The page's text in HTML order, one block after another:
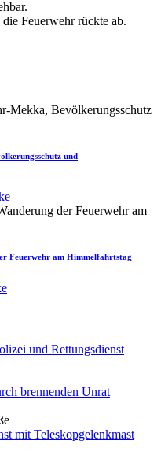
Feuerwehr rückte ab.
und
Feuerwehr am Himmelfahrtstag
und Rettungsdienst
brennenden Unrat
mit Teleskopgelenkmast